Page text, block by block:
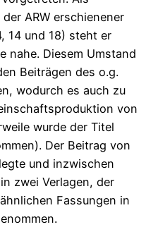
ARW erschienener
14 und 18) steht er
nahe. Diesem Umstand
Beiträgen des o.g.
wodurch es auch zu
von
wurde der Titel
Der Beitrag von
und inzwischen
zwei Verlagen, der
Fassungen in